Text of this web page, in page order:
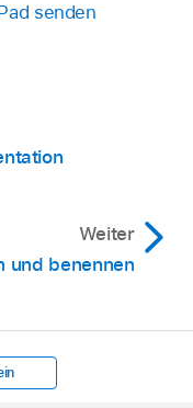
senden
Weiter
und benennen